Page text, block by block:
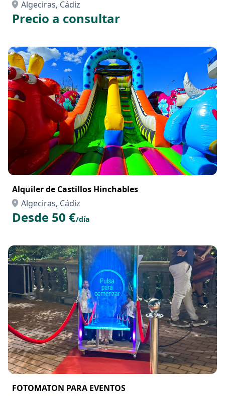
Algeciras, Cádiz
Precio a consultar
Alquiler de Castillos Hinchables
Algeciras, Cádiz
Desde 50 €/día
FOTOMATON PARA EVENTOS